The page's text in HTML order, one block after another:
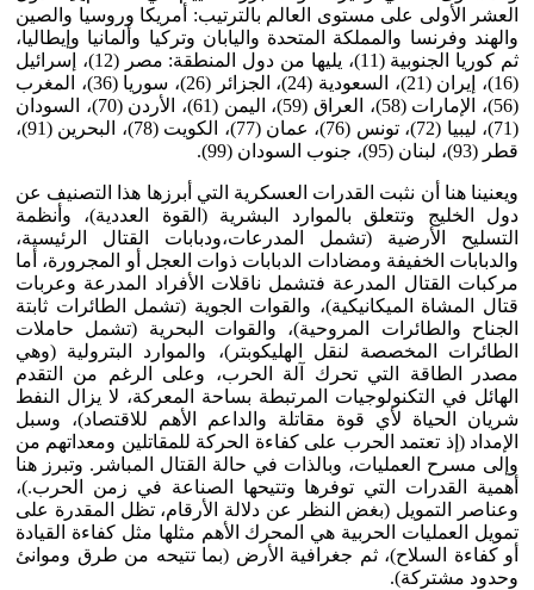
العشر الأولى على مستوى العالم بالترتيب: أمريكا وروسيا والصين
والهند وفرنسا والمملكة المتحدة واليابان وتركيا وألمانيا وإيطاليا،
ثم كوريا الجنوبية (11)، يليها من دول المنطقة: مصر (12)، إسرائيل
(16)، إيران (21)، السعودية (24)، الجزائر (26)، سوريا (36)، المغرب
(56)، الإمارات (58)، العراق (59)، اليمن (61)، الأردن (70)، السودان
(71)، ليبيا (72)، تونس (76)، عمان (77)، الكويت (78)، البحرين (91)،
قطر (93)، لبنان (95)، جنوب السودان (99).
ويعنينا هنا أن نثبت القدرات العسكرية التي أبرزها هذا التصنيف عن
دول الخليج وتتعلق بالموارد البشرية (القوة العددية)، وأنظمة
التسليح الأرضية (تشمل المدرعات،ودبابات القتال الرئيسية،
والدبابات الخفيفة ومضادات الدبابات ذوات العجل أو المجرورة، أما
مركبات القتال المدرعة فتشمل ناقلات الأفراد المدرعة وعربات
قتال المشاة الميكانيكية)، والقوات الجوية (تشمل الطائرات ثابتة
الجناح والطائرات المروحية)، والقوات البحرية (تشمل حاملات
الطائرات المخصصة لنقل الهليكوبتر)، والموارد البترولية (وهي
مصدر الطاقة التي تحرك آلة الحرب، وعلى الرغم من التقدم
الهائل في التكنولوجيات المرتبطة بساحة المعركة، لا يزال النفط
شريان الحياة لأي قوة مقاتلة والداعم الأهم للاقتصاد)، وسبل
الإمداد (إذ تعتمد الحرب على كفاءة الحركة للمقاتلين ومعداتهم من
وإلى مسرح العمليات، وبالذات في حالة القتال المباشر. وتبرز هنا
أهمية القدرات التي توفرها وتتيحها الصناعة في زمن الحرب.)،
وعناصر التمويل (بغض النظر عن دلالة الأرقام، تظل المقدرة على
تمويل العمليات الحربية هي المحرك الأهم مثلها مثل كفاءة القيادة
أو كفاءة السلاح)، ثم جغرافية الأرض (بما تتيحه من طرق وموانئ
وحدود مشتركة).